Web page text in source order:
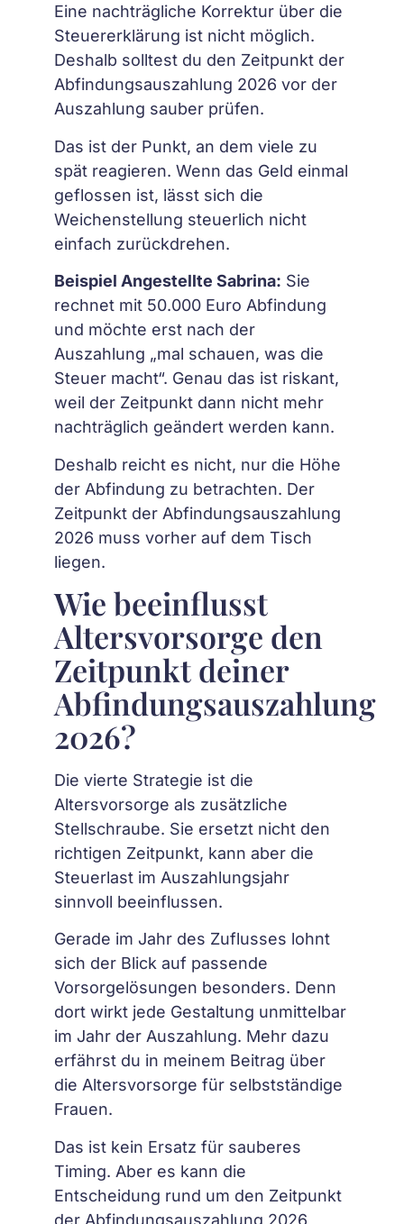
Eine nachträgliche Korrektur über die
Steuererklärung ist nicht möglich.
Deshalb solltest du den Zeitpunkt der
Abfindungsauszahlung 2026 vor der
Auszahlung sauber prüfen.
Das ist der Punkt, an dem viele zu
spät reagieren. Wenn das Geld einmal
geflossen ist, lässt sich die
Weichenstellung steuerlich nicht
einfach zurückdrehen.
Beispiel Angestellte Sabrina: Sie
rechnet mit 50.000 Euro Abfindung
und möchte erst nach der
Auszahlung „mal schauen, was die
Steuer macht“. Genau das ist riskant,
weil der Zeitpunkt dann nicht mehr
nachträglich geändert werden kann.
Deshalb reicht es nicht, nur die Höhe
der Abfindung zu betrachten. Der
Zeitpunkt der Abfindungsauszahlung
2026 muss vorher auf dem Tisch
liegen.
Wie beeinflusst
Altersvorsorge den
Zeitpunkt deiner
Abfindungsauszahlung
2026?
Die vierte Strategie ist die
Altersvorsorge als zusätzliche
Stellschraube. Sie ersetzt nicht den
richtigen Zeitpunkt, kann aber die
Steuerlast im Auszahlungsjahr
sinnvoll beeinflussen.
Gerade im Jahr des Zuflusses lohnt
sich der Blick auf passende
Vorsorgelösungen besonders. Denn
dort wirkt jede Gestaltung unmittelbar
im Jahr der Auszahlung. Mehr dazu
erfährst du in meinem Beitrag über
die Altersvorsorge für selbstständige
Frauen.
Das ist kein Ersatz für sauberes
Timing. Aber es kann die
Entscheidung rund um den Zeitpunkt
der Abfindungsauszahlung 2026